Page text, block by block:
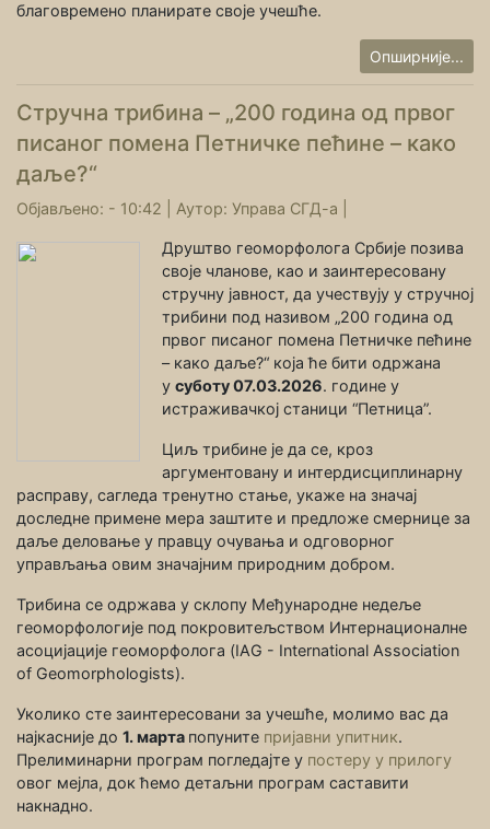
благовремено планирате своје учешће.
Опширније...
Стручна трибина – „200 година од првог
писаног помена Петничке пећине – како
даље?“
Објављено: - 10:42 | Аутор: Управа СГД-а
Друштво геоморфолога Србије позива
своје чланове, као и заинтересовану
стручну јавност, да учествују у стручној
трибини под називом „200 година од
првог писаног помена Петничке пећине
– како даље?“ која ће бити одржана
у суботу 07.03.2026. године у
истраживачкој станици “Петница”.
Циљ трибине је да се, кроз
аргументовану и интердисциплинарну
расправу, сагледа тренутно стање, укаже на значај
доследне примене мера заштите и предложе смернице за
даље деловање у правцу очувања и одговорног
управљања овим значајним природним добром.
Трибина се одржава у склопу Међународне недеље
геоморфологије под покровитељством Интернационалне
асоцијације геоморфолога (IAG - International Association
of Geomorphologists).
Уколико сте заинтересовани за учешће, молимо вас да
најкасније до 1. марта попуните пријавни упитник.
Прелиминарни програм погледајте у постеру у прилогу
овог мејла, док ћемо детаљни програм саставити
накнадно.